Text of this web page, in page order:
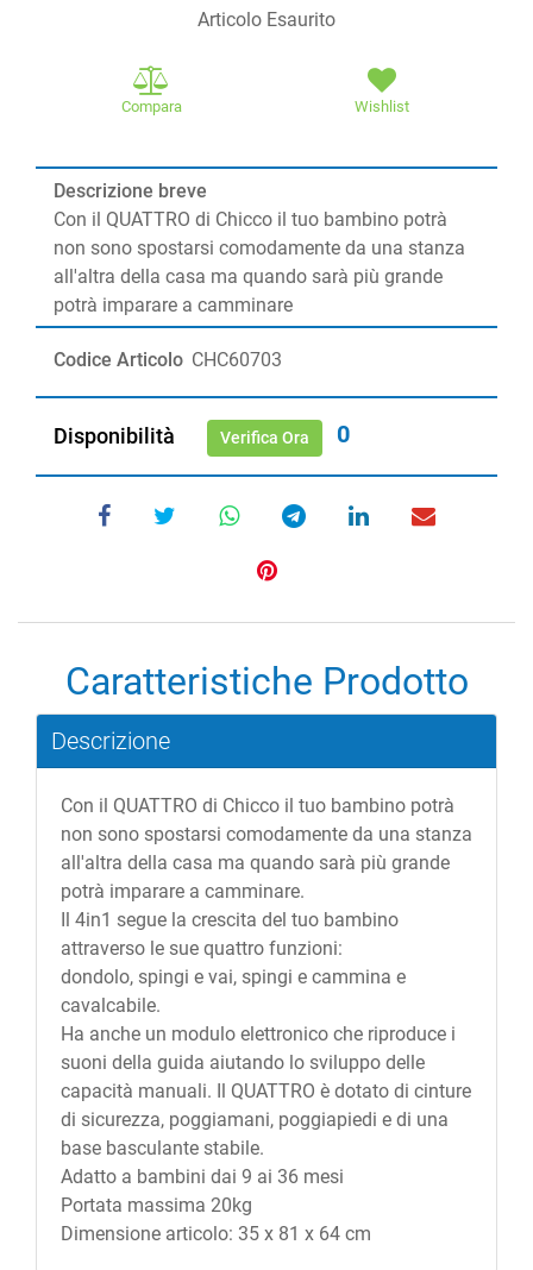
Articolo Esaurito
Compara Wishlist
Descrizione breve
Con il QUATTRO di Chicco il tuo bambino potrà
non sono spostarsi comodamente da una stanza
all'altra della casa ma quando sarà più grande
potrà imparare a camminare
Codice Articolo CHC60703
Disponibilità Verifica Ora 0
Caratteristiche Prodotto
Descrizione
Con il QUATTRO di Chicco il tuo bambino potrà
non sono spostarsi comodamente da una stanza
all'altra della casa ma quando sarà più grande
potrà imparare a camminare.
Il 4in1 segue la crescita del tuo bambino
attraverso le sue quattro funzioni:
dondolo, spingi e vai, spingi e cammina e
cavalcabile.
Ha anche un modulo elettronico che riproduce i
suoni della guida aiutando lo sviluppo delle
capacità manuali. Il QUATTRO è dotato di cinture
di sicurezza, poggiamani, poggiapiedi e di una
base basculante stabile.
Adatto a bambini dai 9 ai 36 mesi
Portata massima 20kg
Dimensione articolo: 35 x 81 x 64 cm